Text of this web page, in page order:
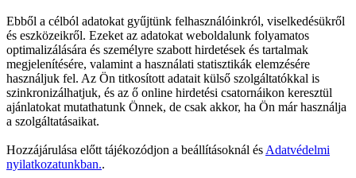
Ebből a célból adatokat gyűjtünk felhasználóinkról, viselkedésükről
és eszközeikről. Ezeket az adatokat weboldalunk folyamatos
optimalizálására és személyre szabott hirdetések és tartalmak
megjelenítésére, valamint a használati statisztikák elemzésére
használjuk fel. Az Ön titkosított adatait külső szolgáltatókkal is
szinkronizálhatjuk, és az ő online hirdetési csatornáikon keresztül
ajánlatokat mutathatunk Önnek, de csak akkor, ha Ön már használja
a szolgáltatásaikat.
Hozzájárulása előtt tájékozódjon a beállításoknál és Adatvédelmi
nyilatkozatunkban..